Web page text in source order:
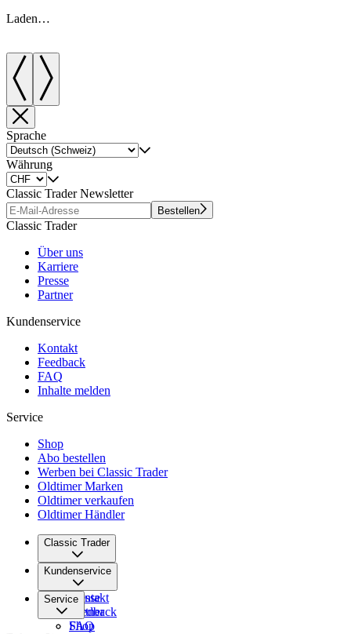
Laden…
Sprache
Währung
Classic Trader Newsletter
Bestellen
Classic Trader
Über uns
Karriere
Presse
Partner
Kundenservice
Kontakt
Feedback
FAQ
Inhalte melden
Service
Shop
Abo bestellen
Werben bei Classic Trader
Oldtimer Marken
Oldtimer verkaufen
Oldtimer Händler
Classic Trader
Über uns
Karriere
Presse
Partner
Kundenservice
Kontakt
Feedback
FAQ
Service
Shop